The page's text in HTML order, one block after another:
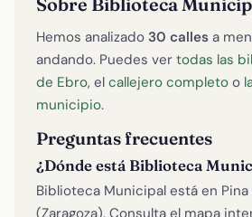
Hemos analizado 30 calles a
andando. Puedes ver todas las
de Ebro, el callejero completo o
municipio.
Preguntas frecuentes
¿Dónde está Biblioteca
Biblioteca Municipal está en